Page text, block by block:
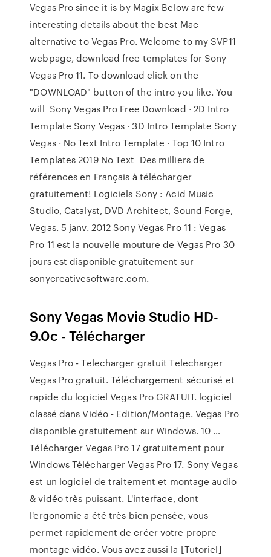
Vegas Pro since it is by Magix Below are few
interesting details about the best Mac
alternative to Vegas Pro. Welcome to my SVP11
webpage, download free templates for Sony
Vegas Pro 11. To download click on the
"DOWNLOAD" button of the intro you like. You
will Sony Vegas Pro Free Download · 2D Intro
Template Sony Vegas · 3D Intro Template Sony
Vegas · No Text Intro Template · Top 10 Intro
Templates 2019 No Text Des milliers de
références en Français à télécharger
gratuitement! Logiciels Sony : Acid Music
Studio, Catalyst, DVD Architect, Sound Forge,
Vegas. 5 janv. 2012 Sony Vegas Pro 11 : Vegas
Pro 11 est la nouvelle mouture de Vegas Pro 30
jours est disponible gratuitement sur
sonycreativesoftware.com.
Sony Vegas Movie Studio HD-
9.0c - Télécharger
Vegas Pro - Telecharger gratuit Telecharger
Vegas Pro gratuit. Téléchargement sécurisé et
rapide du logiciel Vegas Pro GRATUIT. logiciel
classé dans Vidéo - Edition/Montage. Vegas Pro
disponible gratuitement sur Windows. 10 …
Télécharger Vegas Pro 17 gratuitement pour
Windows Télécharger Vegas Pro 17. Sony Vegas
est un logiciel de traitement et montage audio
& vidéo très puissant. L'interface, dont
l'ergonomie a été très bien pensée, vous
permet rapidement de créer votre propre
montage vidéo. Vous avez aussi la [Tutoriel]